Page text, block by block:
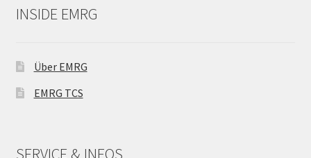
INSIDE EMRG
Über EMRG
EMRG TCS
SERVICE & INFOS